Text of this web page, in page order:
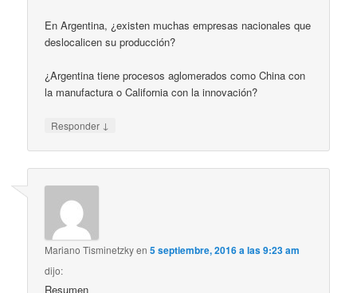
En Argentina, ¿existen muchas empresas nacionales que
deslocalicen su producción?
¿Argentina tiene procesos aglomerados como China con
la manufactura o California con la innovación?
Responder ↓
Mariano Tisminetzkyen5 septiembre, 2016 a las 9:23 am
dijo:
Resumen